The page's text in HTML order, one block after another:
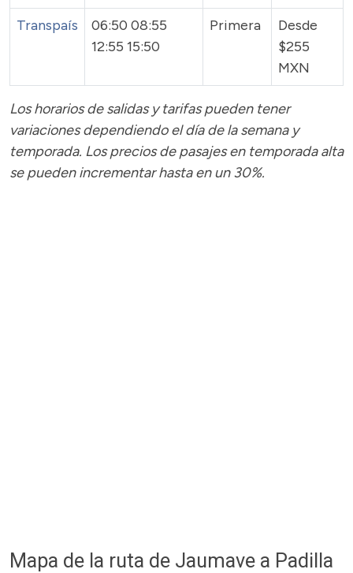
Transpaís
06:50 08:55
12:55 15:50
Primera
Desde
$255
MXN
Los horarios de salidas y tarifas pueden tener
variaciones dependiendo el día de la semana y
temporada. Los precios de pasajesen temporada alta
se pueden incrementar hasta en un 30%.
Mapa de la ruta de Jaumave a Padilla